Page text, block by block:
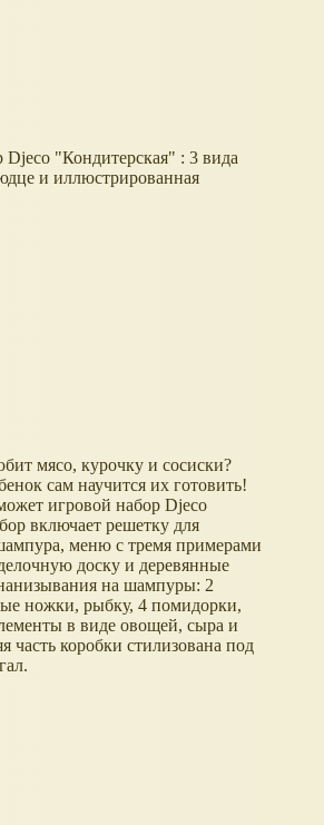
Djeco "Кондитерская" : 3 вида
и иллюстрированная
мясо, курочку и сосиски?
сам научится их готовить!
игровой набор Djeco
включает решетку для
меню с тремя примерами
доску и деревянные
на шампуры: 2
ножки, рыбку, 4 помидорки,
в виде овощей, сыра и
часть коробки стилизована под